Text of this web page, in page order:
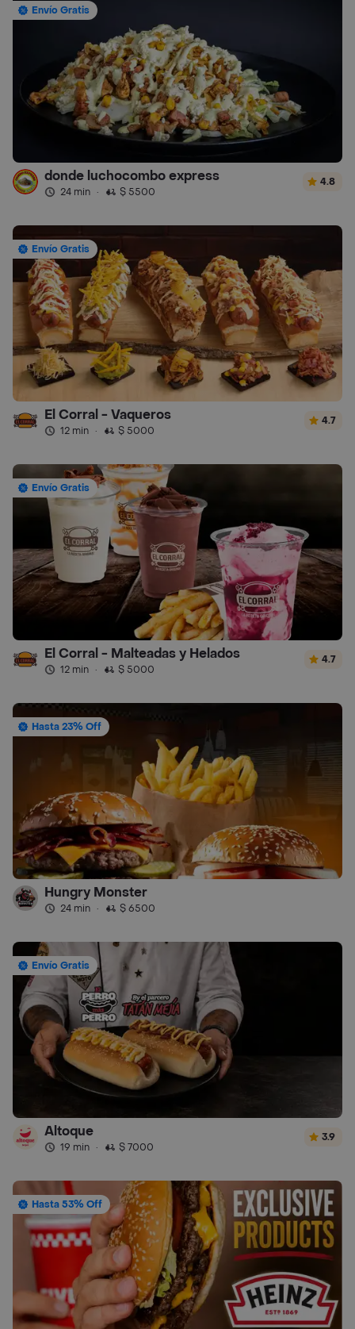
Envío Gratis
donde luchocombo express
24 min · $ 5500
4.8
Envío Gratis
El Corral - Vaqueros
12 min · $ 5000
4.7
Envío Gratis
El Corral - Malteadas y Helados
12 min · $ 5000
4.7
Hasta 23% Off
Hungry Monster
24 min · $ 6500
Envío Gratis
Altoque
19 min · $ 7000
3.9
Hasta 53% Off